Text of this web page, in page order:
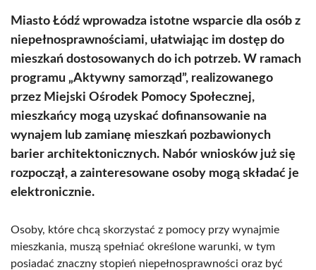
Miasto Łódź wprowadza istotne wsparcie dla osób z
niepełnosprawnościami, ułatwiając im dostęp do
mieszkań dostosowanych do ich potrzeb. W ramach
programu „Aktywny samorząd”, realizowanego
przez Miejski Ośrodek Pomocy Społecznej,
mieszkańcy mogą uzyskać dofinansowanie na
wynajem lub zamianę mieszkań pozbawionych
barier architektonicznych. Nabór wniosków już się
rozpoczął, a zainteresowane osoby mogą składać je
elektronicznie.
Osoby, które chcą skorzystać z pomocy przy wynajmie
mieszkania, muszą spełniać określone warunki, w tym
posiadać znaczny stopień niepełnosprawności oraz być